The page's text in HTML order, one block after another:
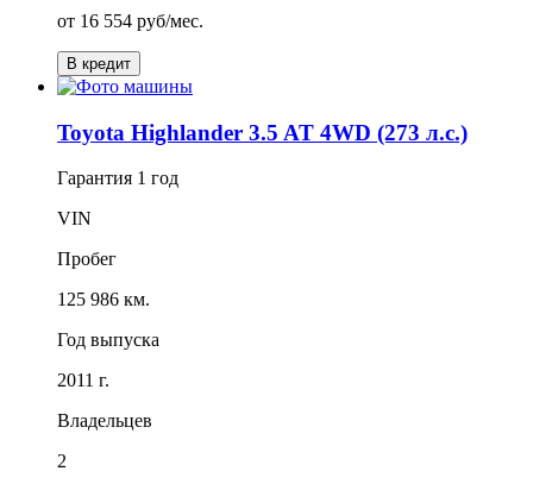
от 16 554 руб/мес.
В кредит
Toyota Highlander 3.5 AT 4WD (273 л.с.)
Гарантия 1 год
VIN
Пробег
125 986 км.
Год выпуска
2011 г.
Владельцев
2